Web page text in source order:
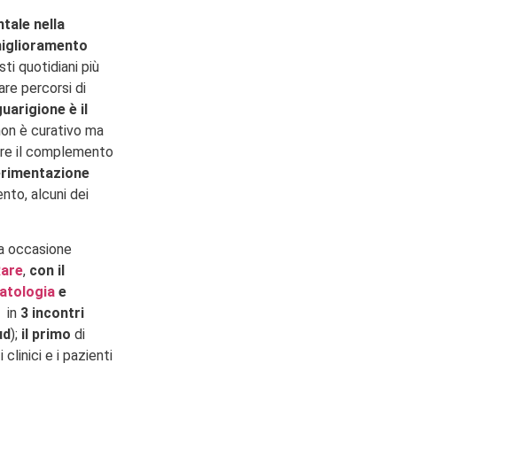
nella
quotidiani più
percorsi di
è il
è curativo ma
il complemento
alcuni dei
occasione
, con il
e
in 3 incontri
); il primo di
clinici e i pazienti